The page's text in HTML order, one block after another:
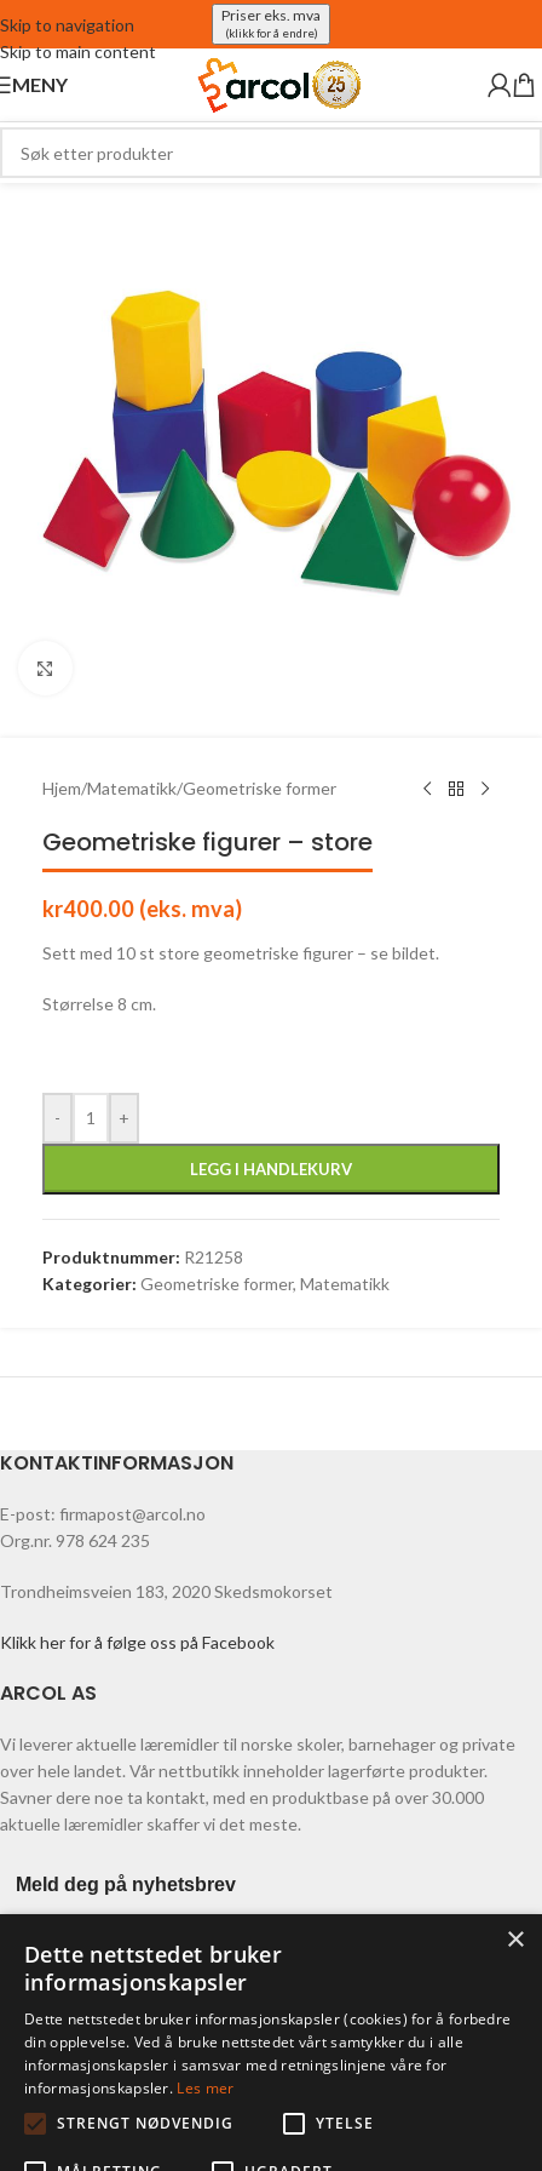
Skip to navigation
Skip to main content
Priser eks. mva
(klikk for å endre)
MENY
Hjem/Matematikk/Geometriske former
Geometriske figurer – store
kr400.00 (eks. mva)
Sett med 10 st store geometriske figurer – se bildet.
Størrelse 8 cm.
- +
LEGG I HANDLEKURV
Produktnummer: R21258
Kategorier: Geometriske former, Matematikk
KONTAKTINFORMASJON
E-post: firmapost@arcol.no
Org.nr. 978 624 235
Trondheimsveien 183, 2020 Skedsmokorset
Klikk her for å følge oss på Facebook
ARCOL AS
Vi leverer aktuelle læremidler til norske skoler, barnehager og private
over hele landet. Vår nettbutikk inneholder lagerførte produkter.
Savner dere noe ta kontakt, med en produktbase på over 30.000
aktuelle læremidler skaffer vi det meste.
Meld deg på nyhetsbrev
KONTO
Ordre
×
Dette nettstedet bruker
informasjonskapsler
Dette nettstedet bruker informasjonskapsler (cookies) for å forbedre
din opplevelse. Ved å bruke nettstedet vårt samtykker du i alle
informasjonskapsler i samsvar med retningslinjene våre for
informasjonskapsler. Les mer
STRENGT NØDVENDIG
YTELSE